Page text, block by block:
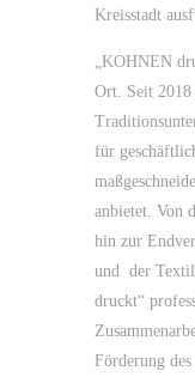
Kreisstadt
„KOHNEN
Ort. Seit
für
anbietet. Von
hin zur
und der
druckt“
Förderung